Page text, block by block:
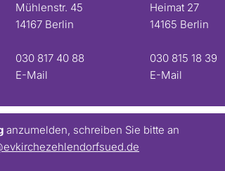
Mühlenstr. 45
14167 Berlin
030 817 40 88
E-Mail
Heimat 27
14165 Berlin
030 815 18 39
E-Mail
anzumelden, schreiben Sie bitte an